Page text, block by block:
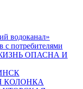
водоканал»
с потребителями
ОПАСНА И
КОЛОНКА